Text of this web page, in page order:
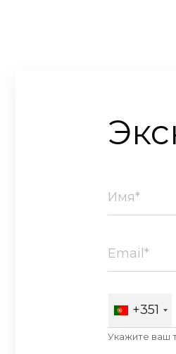
+351
Укажите ваш